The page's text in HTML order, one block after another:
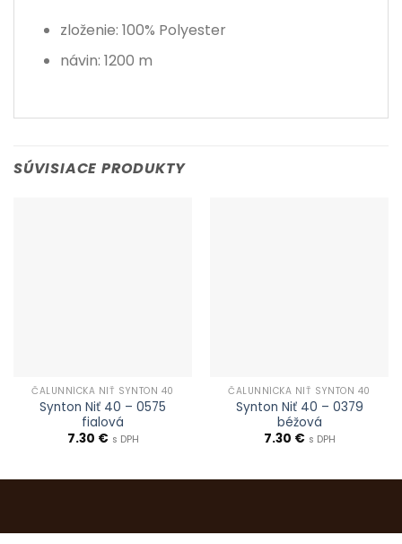
zloženie: 100% Polyester
návin: 1200 m
SÚVISIACE PRODUKTY
ČALUNNÍCKA NIŤ SYNTON 40
Synton Niť 40 – 0575
fialová
7.30 € s DPH
ČALUNNÍCKA NIŤ SYNTON 40
Synton Niť 40 – 0379
béžová
7.30 € s DPH